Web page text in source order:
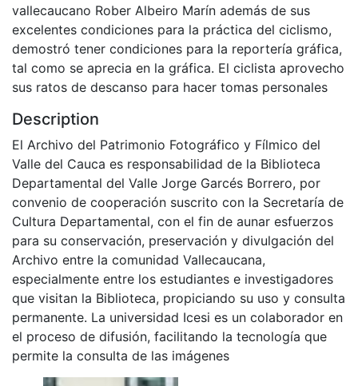
vallecaucano Rober Albeiro Marín además de sus
excelentes condiciones para la práctica del ciclismo,
demostró tener condiciones para la reportería gráfica,
tal como se aprecia en la gráfica. El ciclista aprovecho
sus ratos de descanso para hacer tomas personales
Description
El Archivo del Patrimonio Fotográfico y Fílmico del
Valle del Cauca es responsabilidad de la Biblioteca
Departamental del Valle Jorge Garcés Borrero, por
convenio de cooperación suscrito con la Secretaría de
Cultura Departamental, con el fin de aunar esfuerzos
para su conservación, preservación y divulgación del
Archivo entre la comunidad Vallecaucana,
especialmente entre los estudiantes e investigadores
que visitan la Biblioteca, propiciando su uso y consulta
permanente. La universidad Icesi es un colaborador en
el proceso de difusión, facilitando la tecnología que
permite la consulta de las imágenes